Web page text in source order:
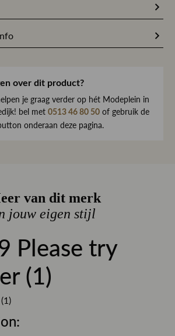
Wit
toe.
al te goed dat het kan gebeuren dat
naar wens is. Daarom ben je
artikel eerst te passen op ons
gratis. Lees hier meer over ruilen en
ruilen en retourneren
over dit product?
je graag verder op hét Modeplein in
bel met 0513 46 80 50 of gebruik de
onderaan deze pagina.
van dit merk
jouw eigen stijl
Please try
(1)